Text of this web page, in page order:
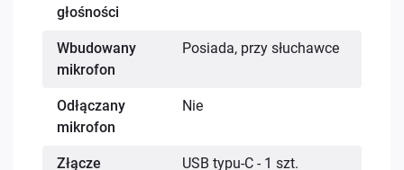
głośności
Wbudowany
mikrofon
Posiada, przy słuchawce
Odłączany
mikrofon
Nie
Złącze USB typu-C - 1 szt.